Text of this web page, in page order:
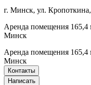
г. Минск, ул.
Аренда помещения 165,4
Минск
Аренда помещения 165,4
Минск
Контакты
Написать